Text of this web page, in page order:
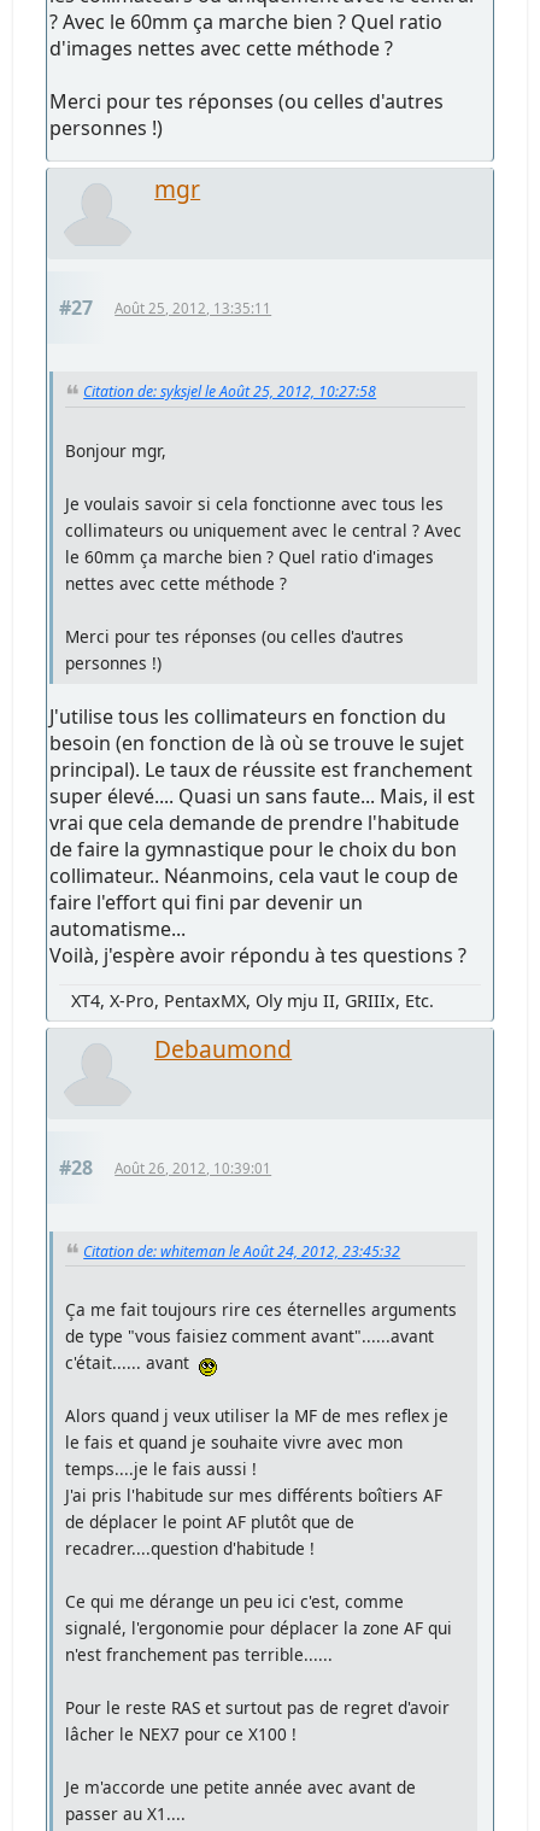
? Avec le 60mm ça marche bien ? Quel ratio
d'images nettes avec cette méthode ?
Merci pour tes réponses (ou celles d'autres
personnes !)
mgr
#27 Août 25, 2012, 13:35:11
Citation de: syksjel le Août 25, 2012, 10:27:58
Bonjour mgr,
Je voulais savoir si cela fonctionne avec tous les
collimateurs ou uniquement avec le central ? Avec
le 60mm ça marche bien ? Quel ratio d'images
nettes avec cette méthode ?
Merci pour tes réponses (ou celles d'autres
personnes !)
J'utilise tous les collimateurs en fonction du
besoin (en fonction de là où se trouve le sujet
principal). Le taux de réussite est franchement
super élevé.... Quasi un sans faute... Mais, il est
vrai que cela demande de prendre l'habitude
de faire la gymnastique pour le choix du bon
collimateur.. Néanmoins, cela vaut le coup de
faire l'effort qui fini par devenir un
automatisme...
Voilà, j'espère avoir répondu à tes questions ?
XT4, X-Pro, PentaxMX, Oly mju II, GRIIIx, Etc.
Debaumond
#28 Août 26, 2012, 10:39:01
Citation de: whiteman le Août 24, 2012, 23:45:32
Ça me fait toujours rire ces éternelles arguments
de type "vous faisiez comment avant"......avant
c'était...... avant
Alors quand j veux utiliser la MF de mes reflex je
le fais et quand je souhaite vivre avec mon
temps....je le fais aussi !
J'ai pris l'habitude sur mes différents boîtiers AF
de déplacer le point AF plutôt que de
recadrer....question d'habitude !
Ce qui me dérange un peu ici c'est, comme
signalé, l'ergonomie pour déplacer la zone AF qui
n'est franchement pas terrible......
Pour le reste RAS et surtout pas de regret d'avoir
lâcher le NEX7 pour ce X100 !
Je m'accorde une petite année avec avant de
passer au X1....